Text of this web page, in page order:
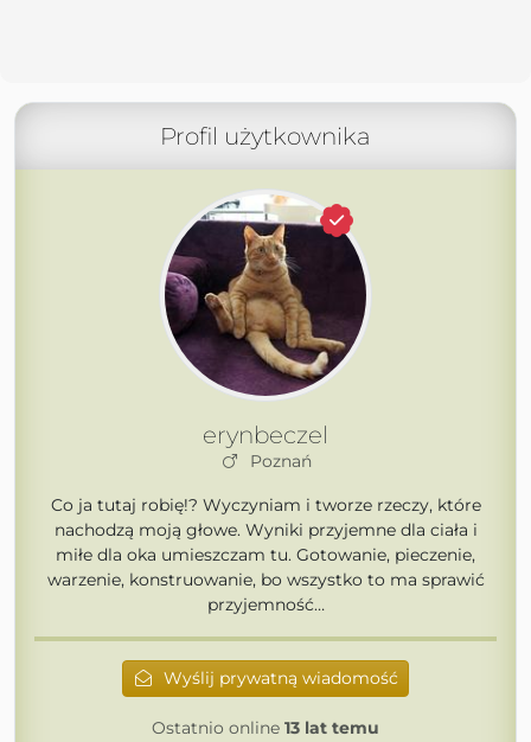
Profil użytkownika
erynbeczel
Poznań
Co ja tutaj robię!? Wyczyniam i tworze rzeczy, które
nachodzą moją głowe. Wyniki przyjemne dla ciała i
miłe dla oka umieszczam tu. Gotowanie, pieczenie,
warzenie, konstruowanie, bo wszystko to ma sprawić
przyjemność…
Wyślij prywatną wiadomość
Ostatnio online 13 lat temu